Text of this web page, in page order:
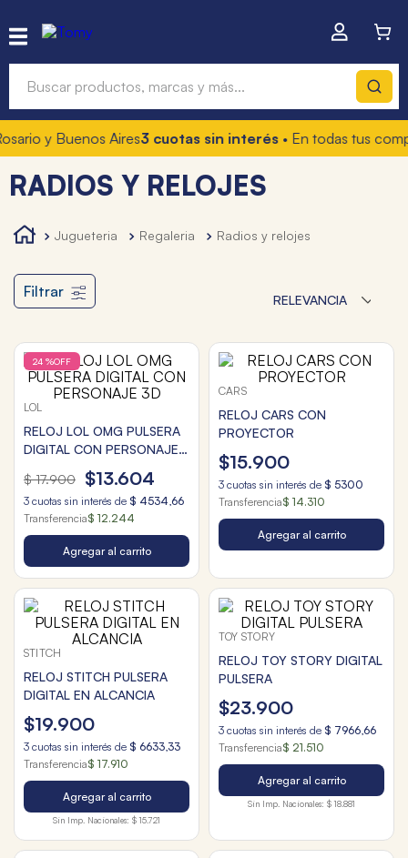
y Buenos Aires3 cuotas sin interés• En todas tus compras
RADIOS Y RELOJES
jugueteria regaleria radios y relojes
Filtrar RELEVANCIA
24 %OFF
LOL
RELOJ LOL OMG PULSERA
DIGITAL CON PERSONAJE
$ 17.900 $13.604
3 cuotas sin interés de $ 4534,66
Transferencia$ 12.244
Agregar al carrito
CARS
RELOJ CARS CON
PROYECTOR
$15.900
3 cuotas sin interés de $ 5300
Transferencia$ 14.310
Agregar al carrito
STITCH
RELOJ STITCH PULSERA
DIGITAL EN ALCANCIA
$19.900
3 cuotas sin interés de $ 6633,33
Transferencia$ 17.910
Agregar al carrito
Sin Imp. Nacionales: $ 15.721
TOY STORY
RELOJ TOY STORY DIGITAL
PULSERA
$23.900
3 cuotas sin interés de $ 7966,66
Transferencia$ 21.510
Agregar al carrito
Sin Imp. Nacionales: $ 18.881
Términos más buscados
1.
hot wheels
3.
4. marcadores